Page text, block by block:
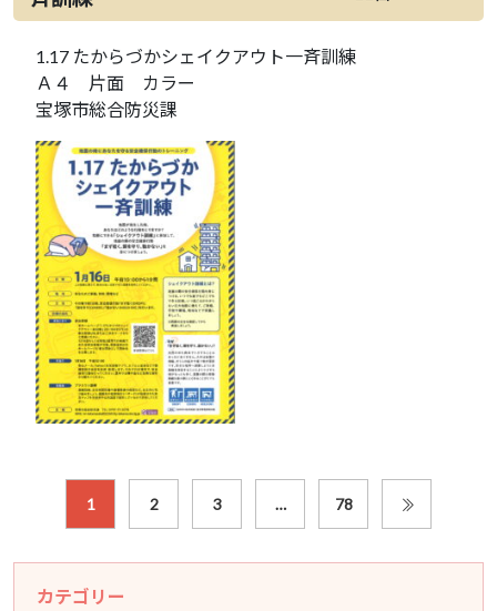
1.17 たからづかシェイクアウト一斉訓練
Ａ４ 片面 カラー
宝塚市総合防災課
1 2 3 … 78
カテゴリー